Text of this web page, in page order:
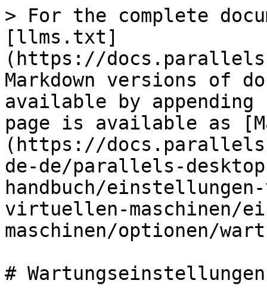
> For the complete
[llms.txt]
(https://
Markdown versions of
available by
page is available as
(https://
de-de/parallels-
handbuch/
virtuellen-maschinen/
maschinen/optionen/
# Wartungseinstellungen